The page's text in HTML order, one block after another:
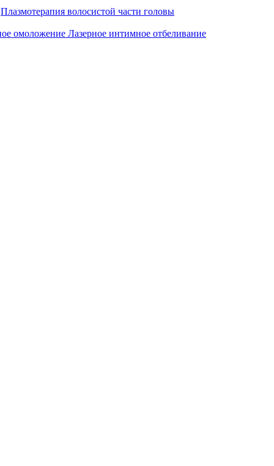
Плазмотерапия волосистой части головы
омоложение Лазерное интимное отбеливание